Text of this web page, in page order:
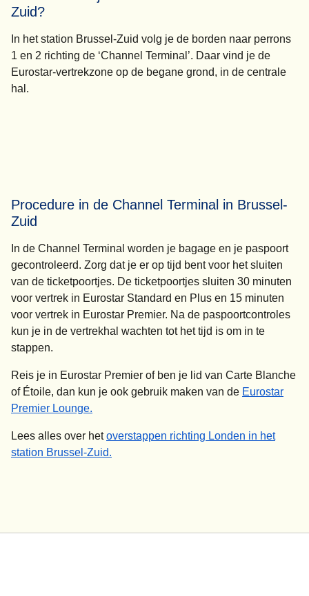
Zuid?
In het station Brussel-Zuid volg je de borden naar perrons
1 en 2 richting de ‘Channel Terminal’. Daar vind je de
Eurostar-vertrekzone op de begane grond, in de centrale
hal.
Procedure in de Channel Terminal in Brussel-
Zuid
In de Channel Terminal worden je bagage en je paspoort
gecontroleerd. Zorg dat je er op tijd bent voor het sluiten
van de ticketpoortjes. De ticketpoortjes sluiten 30 minuten
voor vertrek in Eurostar Standard en Plus en 15 minuten
voor vertrek in Eurostar Premier. Na de paspoortcontroles
kun je in de vertrekhal wachten tot het tijd is om in te
stappen.
Reis je in Eurostar Premier of ben je lid van Carte Blanche
of Étoile, dan kun je ook gebruik maken van de Eurostar
Premier Lounge.
Lees alles over hetoverstappen richting Londen in het
station Brussel-Zuid.